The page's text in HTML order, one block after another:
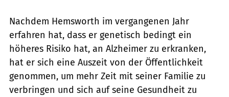
Nachdem Hemsworth im vergangenen Jahr
erfahren hat, dass er genetisch bedingt ein
höheres Risiko hat, an Alzheimer zu erkranken,
hat er sich eine Auszeit von der Öffentlichkeit
genommen, um mehr Zeit mit seiner Familie zu
verbringen und sich auf seine Gesundheit zu